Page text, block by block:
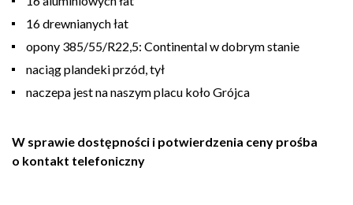
16 drewnianych łat
opony 385/55/R22,5: Continental w dobrym stanie
naciąg plandeki przód, tył
naczepa jest na naszym placu koło Grójca
W sprawie dostępności i potwierdzenia ceny prośba
o kontakt telefoniczny